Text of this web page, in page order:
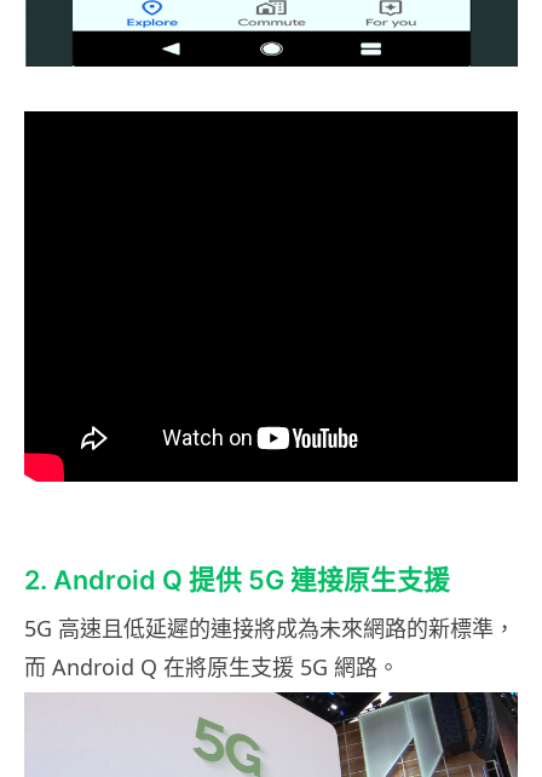
2. Android Q 提供 5G 連接原生支援
5G 高速且低延遲的連接將成為未來網路的新標準，
而 Android Q 在將原生支援 5G 網路。